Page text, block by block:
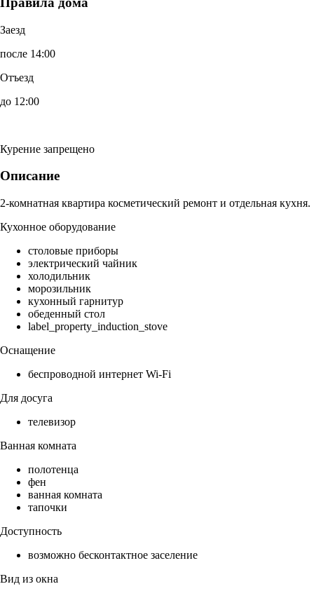
Заезд
после 14:00
Отъезд
до 12:00
Курение запрещено
Описание
2-комнатная квартира косметический ремонт и отдельная кухня.
Кухонное оборудование
столовые приборы
электрический чайник
холодильник
морозильник
кухонный гарнитур
обеденный стол
label_property_induction_stove
Оснащение
беспроводной интернет Wi-Fi
Для досуга
телевизор
Ванная комната
полотенца
фен
ванная комната
тапочки
Доступность
возможно бесконтактное заселение
Вид из окна